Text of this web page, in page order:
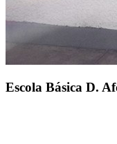
Escola Básica D.